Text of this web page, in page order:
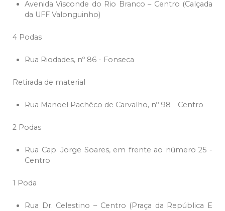
Avenida Visconde do Rio Branco – Centro (Calçada
da UFF Valonguinho)
4 Podas
Rua Riodades, nº 86 - Fonseca
Retirada de material
Rua Manoel Pachêco de Carvalho, nº 98 - Centro
2 Podas
Rua Cap. Jorge Soares, em frente ao número 25 -
Centro
1 Poda
Rua Dr. Celestino – Centro (Praça da República E